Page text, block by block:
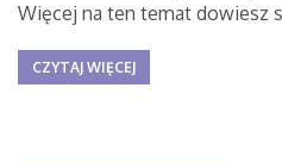
Więcej na ten temat dowiesz
CZYTAJ WIĘCEJ